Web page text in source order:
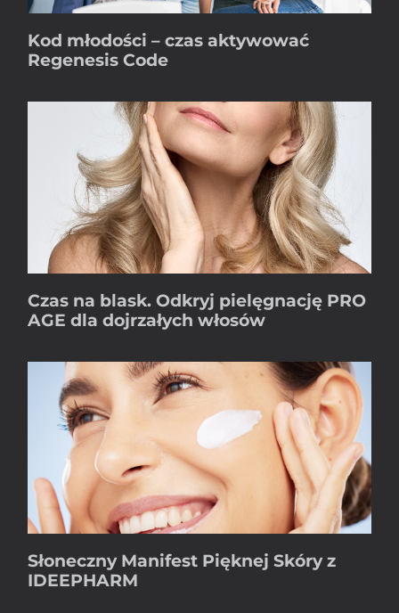
Kod młodości – czas aktywować
Regenesis Code
Czas na blask. Odkryj pielęgnację PRO
AGE dla dojrzałych włosów
Słoneczny Manifest Pięknej Skóry z
IDEEPHARM